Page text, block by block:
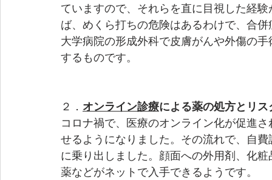
ていますので、それらを直に目視した経
ば、めくら打ちの危険はあるわけで、合
大学病院の形成外科で皮膚がんや外傷の
するものです。
２． オンライン診療による薬の処方とリス
コロナ禍で、医療のオンライン化が促進
せるようになりました。その流れで、自
に乗り出しました。顔面への外用剤、化粧
薬などがネットで入手できるようです。